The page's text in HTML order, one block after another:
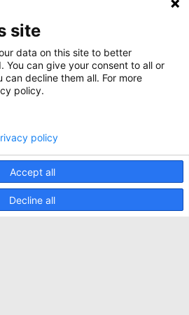
om ervoor
op onze
zorgen voor
en worden
Minkels
social media
& marketing.
soorten
(met
cookies) niet
.
site
data on this site to better
You can give your consent to all or
decline them all. For more
policy.
Accept all
Decline all
policy